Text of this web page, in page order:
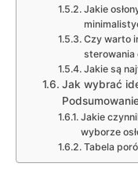
Jakie
Czy warto
sterowania
Jakie są
Jak wybrać
Jakie
wyborze
Tabela